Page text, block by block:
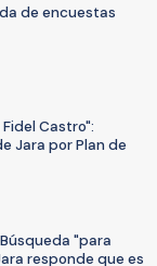
de encuestas
Castro":
Jara por Plan de
"para
responde que es